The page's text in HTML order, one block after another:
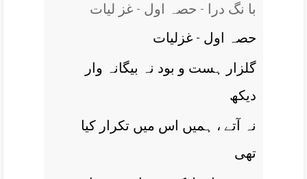
با نگ درا - حصہ اول - غز ليات
حصہ اول - غزلیات
گلزار ہست و بود نہ بيگانہ وار
ديکھ
نہ آتے ، ہميں اس ميں تکرار کيا
تھی